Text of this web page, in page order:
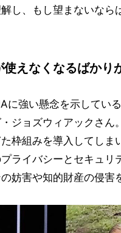
し、もし望まないな
えなくなるばかり
に強い懸念を示してい
ジョズウィアックさ
枠組みを導入してし
ライバシーとセキュ
妨害や知的財産の侵害